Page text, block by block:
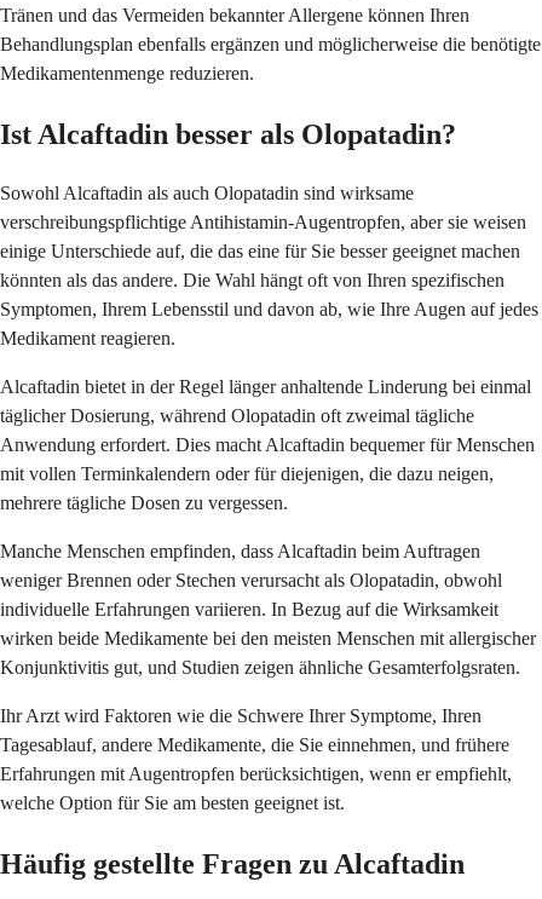
Tränen und das Vermeiden bekannter Allergene können Ihren
Behandlungsplan ebenfalls ergänzen und möglicherweise die benötigte
Medikamentenmenge reduzieren.
Ist Alcaftadin besser als Olopatadin?
Sowohl Alcaftadin als auch Olopatadin sind wirksame
verschreibungspflichtige Antihistamin-Augentropfen, aber sie weisen
einige Unterschiede auf, die das eine für Sie besser geeignet machen
könnten als das andere. Die Wahl hängt oft von Ihren spezifischen
Symptomen, Ihrem Lebensstil und davon ab, wie Ihre Augen auf jedes
Medikament reagieren.
Alcaftadin bietet in der Regel länger anhaltende Linderung bei einmal
täglicher Dosierung, während Olopatadin oft zweimal tägliche
Anwendung erfordert. Dies macht Alcaftadin bequemer für Menschen
mit vollen Terminkalendern oder für diejenigen, die dazu neigen,
mehrere tägliche Dosen zu vergessen.
Manche Menschen empfinden, dass Alcaftadin beim Auftragen
weniger Brennen oder Stechen verursacht als Olopatadin, obwohl
individuelle Erfahrungen variieren. In Bezug auf die Wirksamkeit
wirken beide Medikamente bei den meisten Menschen mit allergischer
Konjunktivitis gut, und Studien zeigen ähnliche Gesamterfolgsraten.
Ihr Arzt wird Faktoren wie die Schwere Ihrer Symptome, Ihren
Tagesablauf, andere Medikamente, die Sie einnehmen, und frühere
Erfahrungen mit Augentropfen berücksichtigen, wenn er empfiehlt,
welche Option für Sie am besten geeignet ist.
Häufig gestellte Fragen zu Alcaftadin